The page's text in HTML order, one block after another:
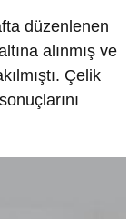
düzenlenen
alınmış ve
Çelik